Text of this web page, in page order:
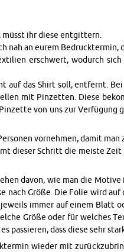
müsst ihr diese ent­git­tern.
an eurem Be­druck­ter­min,
er­schwert, wo­durch
auf das Shirt soll, ent­fernt.
mit Pin­zet­ten. Diese
von uns zur Ver­fü­gung
vor­neh­men, damit man
die­ser Schritt die meis­te Zeit
davon, wie man die
nach Größe. Die Folie wird
immer auf einem Blatt
Größe oder für wel­ches
pas­sie­ren, dass diese sehr
wie­der mit